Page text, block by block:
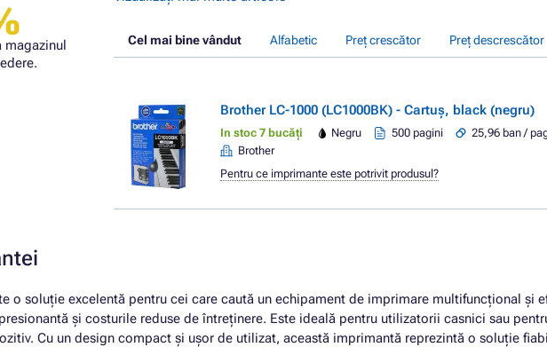
magazinul
Cel mai bine vândut Alfabetic Preț crescător Preț descrescător
Brother LC-1000 (LC1000BK) - Cartuș, black (negru)
In stoc 7 bucăți Negru 500 pagini
25,96 ban /
Brother
Pentru ce imprimante este potrivit produsul?
o soluție excelentă pentru cei care caută un echipament de imprimare multifuncțional și
și costurile reduse de întreținere. Este ideală pentru utilizatorii casnici sau
Cu un design compact și ușor de utilizat, această imprimantă reprezintă o soluție